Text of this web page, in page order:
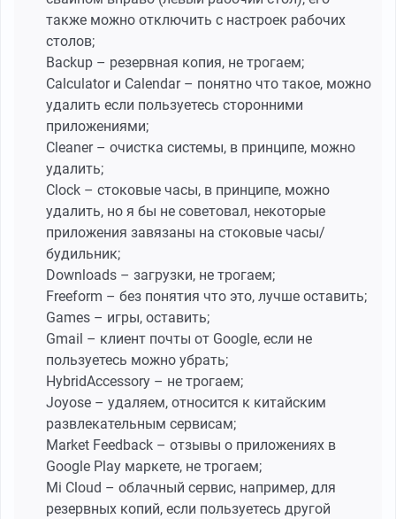
также можно отключить с настроек рабочих
столов;
Backup – резервная копия, не трогаем;
Calculator и Calendar – понятно что такое, можно
удалить если пользуетесь сторонними
приложениями;
Cleaner – очистка системы, в принципе, можно
удалить;
Clock – стоковые часы, в принципе, можно
удалить, но я бы не советовал, некоторые
приложения завязаны на стоковые часы/
будильник;
Downloads – загрузки, не трогаем;
Freeform – без понятия что это, лучше оставить;
Games – игры, оставить;
Gmail – клиент почты от Google, если не
пользуетесь можно убрать;
HybridAccessory – не трогаем;
Joyose – удаляем, относится к китайским
развлекательным сервисам;
Market Feedback – отзывы о приложениях в
Google Play маркете, не трогаем;
Mi Cloud – облачный сервис, например, для
резервных копий, если пользуетесь другой